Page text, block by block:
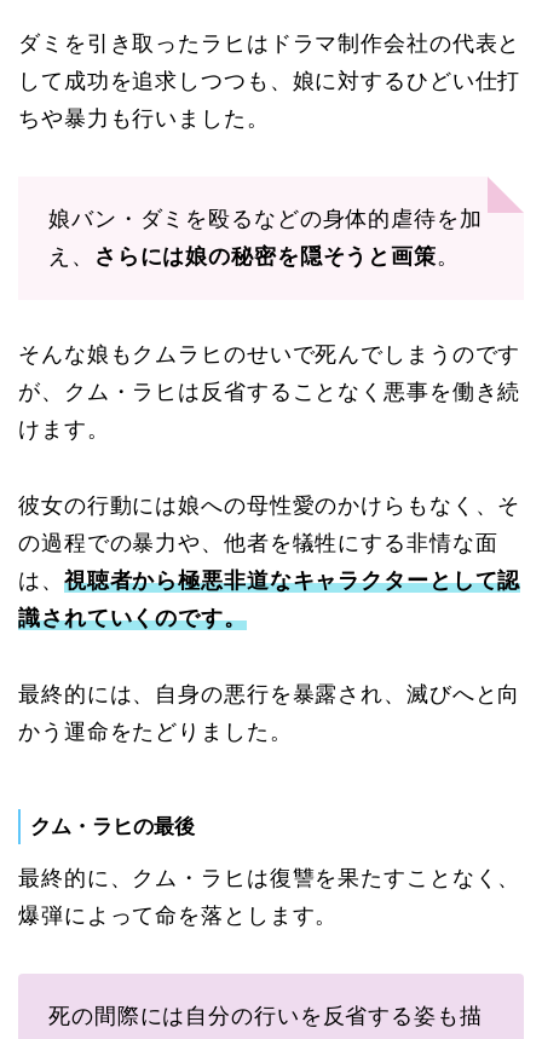
ダミを引き取ったラヒはドラマ制作会社の代表と
して成功を追求しつつも、娘に対するひどい仕打
ちや暴力も行いました。
娘バン・ダミを殴るなどの身体的虐待を加
え、
さらには娘の秘密を隠そうと画策。
そんな娘もクムラヒのせいで死んでしまうのです
が、クム・ラヒは反省することなく悪事を働き続
けます。
彼女の行動には娘への母性愛のかけらもなく、そ
の過程での暴力や、他者を犠牲にする非情な面
は、 視聴者から極悪非道なキャラクターとして認
識されていくのです。
最終的には、自身の悪行を暴露され、滅びへと向
かう運命をたどりました。
クム・ラヒの最後
最終的に、クム・ラヒは復讐を果たすことなく、
爆弾によって命を落とします。
死の間際には自分の行いを反省する姿も描